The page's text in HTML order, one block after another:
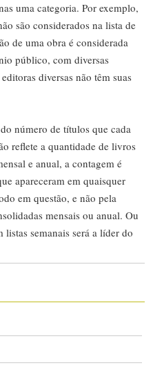
uma categoria. Por exemplo,
são considerados na lista de
de uma obra é considerada
público, com diversas
diversas não têm suas
número de títulos que cada
reflete a quantidade de livros
e anual, a contagem é
apareceram em quaisquer
em questão, e não pela
mensais ou anual. Ou
semanais será a líder do